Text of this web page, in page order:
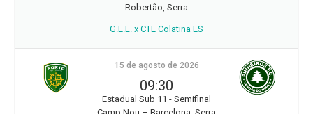
Robertão, Serra
G.E.L. x CTE Colatina ES
15 de agosto de 2026
09:30
Estadual Sub 11 - Semifinal